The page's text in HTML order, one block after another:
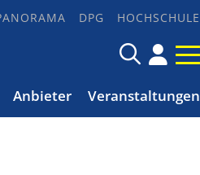
DPG HOCHSCHULE
Anbieter Veranstaltungen